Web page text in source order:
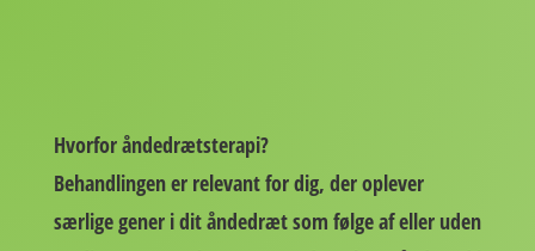
Hvorfor åndedrætsterapi?
Behandlingen er relevant for dig, der oplever
særlige gener i dit åndedræt som følge af eller uden